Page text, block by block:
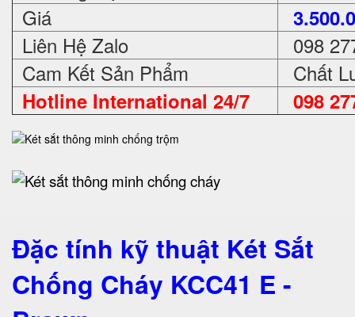
Giá
Liên Hệ Zalo
098
Cam Kết Sản Phẩm
Chất
Hotline International 24/7 098
Đặc tính kỹ thuật Két Sắt
Chống Cháy KCC41 E -